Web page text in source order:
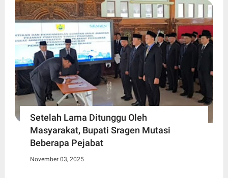
Setelah Lama Ditunggu Oleh
Masyarakat, Bupati Sragen Mutasi
Beberapa Pejabat
November 03, 2025